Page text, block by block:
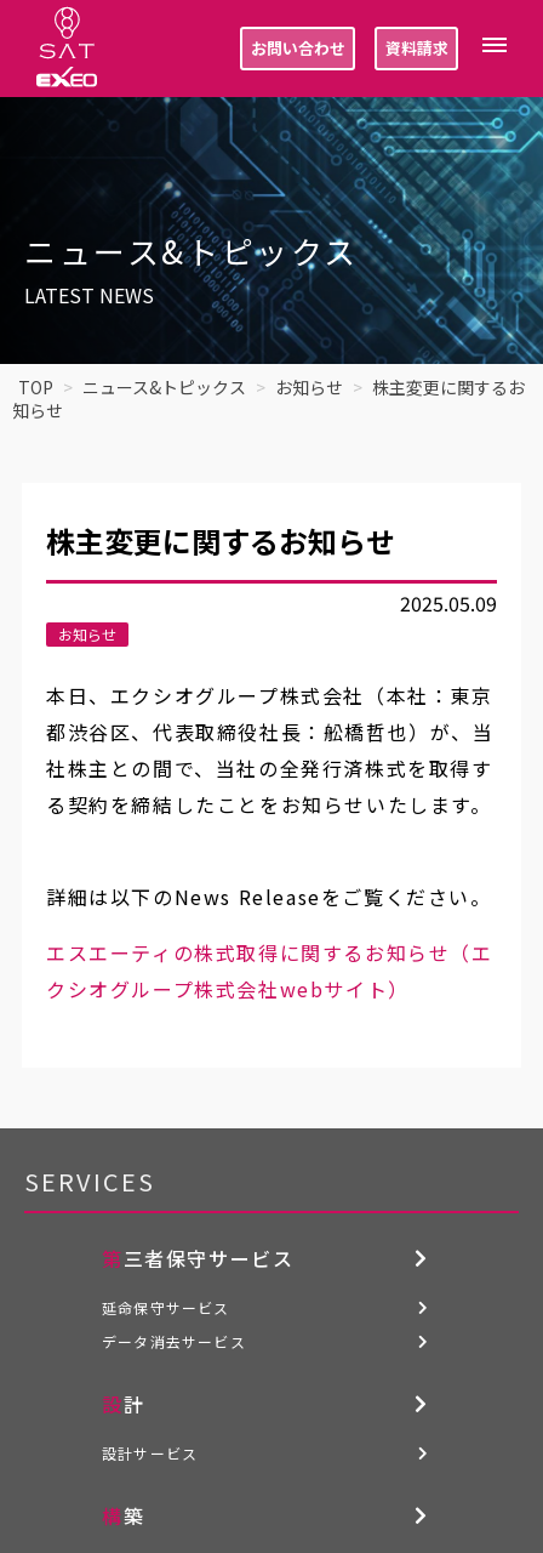
お問い合わせ 資料請求
ニュース&トピックス
LATEST NEWS
TOP ニュース&トピックス お知らせ
株主変更に関するお
知らせ
株主変更に関するお知らせ
2025.05.09
お知らせ
本日、エクシオグループ株式会社（本社：東京
都渋谷区、代表取締役社長：舩橋哲也） が、当
社株主との間で、当社の全発行済株式を取得す
る契約を締結したことをお知らせいたします。
詳細は以下のNews Releaseをご覧ください。
エスエーティの株式取得に関するお知らせ（エ
クシオグループ株式会社webサイト）
SERVICES
第三者保守サービス
延命保守サービス
データ消去サービス
設計
設計サービス
構築